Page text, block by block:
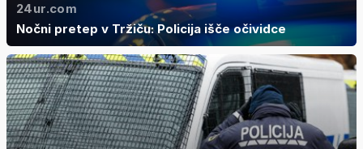
24ur.com
Nočni pretep v Tržiču: Policija išče očividce